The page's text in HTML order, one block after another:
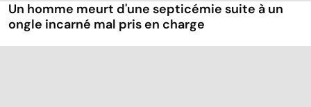
Un homme meurt d'une septicémie suite à un
ongle incarné mal pris en charge